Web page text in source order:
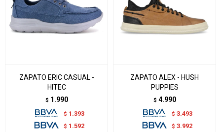
ZAPATO ERIC CASUAL -
HITEC
$ 1.990
$ 1.393
$ 1.592
ZAPATO ALEX - HUSH
PUPPIES
$ 4.990
$ 3.493
$ 3.992